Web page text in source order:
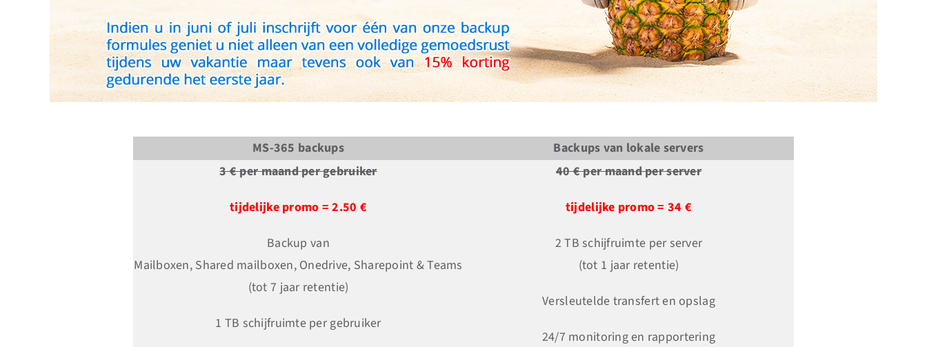
MS-365 backups
Backups van lokale servers
3 € per maand per gebruiker
tijdelijke promo = 2.50 €
Backup van
Mailboxen, Shared mailboxen, Onedrive, Sharepoint & Teams
(tot 7 jaar retentie)
1 TB schijfruimte per gebruiker
40 € per maand per server
tijdelijke promo = 34 €
2 TB schijfruimte per server
(tot 1 jaar retentie)
Versleutelde transfert en opslag
24/7 monitoring en rapportering